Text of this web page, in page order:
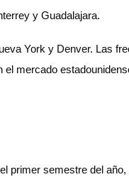
y Guadalajara.
York y Denver. Las
mercado
primer semestre del